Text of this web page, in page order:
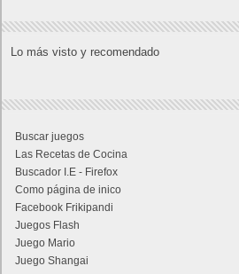
Lo más visto y recomendado
Buscar juegos
Las Recetas de Cocina
Buscador I.E - Firefox
Como página de inico
Facebook Frikipandi
Juegos Flash
Juego Mario
Juego Shangai